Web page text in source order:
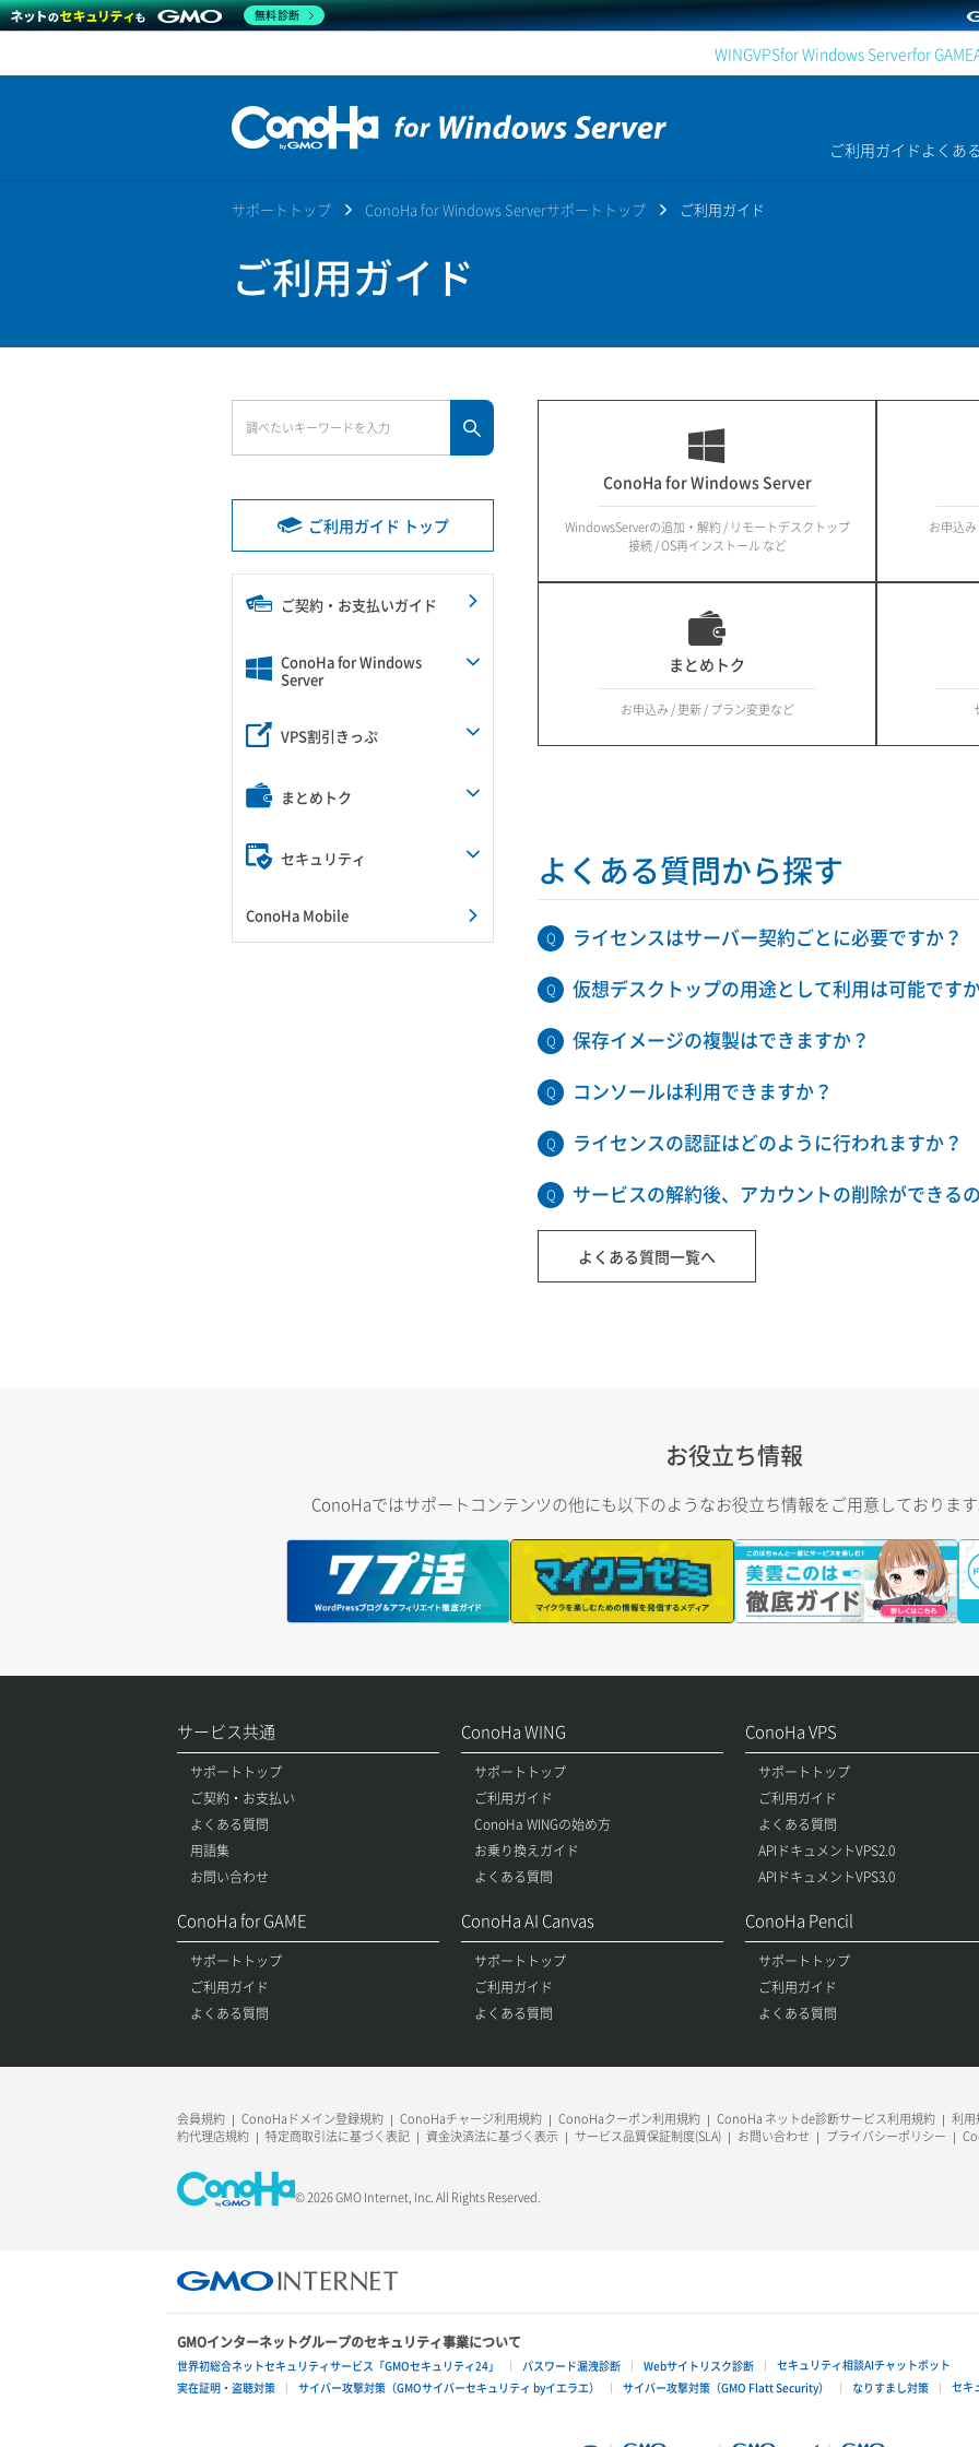
WINGVPSfor Windows Serverfor GAME
ご利用ガイド よくあ
サポートトップ ConoHa for Windows Serverサポートトップ ご利用ガイド
ご利用ガイド
ご利用ガイド トップ
ご契約・お支払いガイド
ConoHa for Windows
Server
VPS割引きっぷ
まとめトク
セキュリティ
ConoHa Mobile
ConoHa for Windows Server
WindowsServerの追加・解約 / リモートデスクトップ
接続 / OS再インストール など
お申込
まとめトク
お申込み / 更新 / プラン変更など
よくある質問から探す
ライセンスはサーバー契約ごとに必要ですか？
仮想デスクトップの用途として利用は可能です
保存イメージの複製はできますか？
コンソールは利用できますか？
ライセンスの認証はどのように行われますか？
サービスの解約後、アカウントの削除ができる
よくある質問一覧へ
お役立ち情報
ConoHaではサポートコンテンツの他にも以下のようなお役立ち情報をご用意しております
サービス共通
サポートトップ
ご契約・お支払い
よくある質問
用語集
お問い合わせ
ConoHa WING
サポートトップ
ご利用ガイド
ConoHa WINGの始め方
お乗り換えガイド
よくある質問
ConoHa VPS
サポートトップ
ご利用ガイド
よくある質問
APIドキュメントVPS2.0
APIドキュメントVPS3.0
ConoHa for GAME
サポートトップ
ご利用ガイド
よくある質問
ConoHa AI Canvas
サポートトップ
ご利用ガイド
よくある質問
ConoHa Pencil
サポートトップ
ご利用ガイド
よくある質問
会員規約 ConoHaドメイン登録規約 ConoHaチャージ利用規約 ConoHaクーポン利用規約 ConoHa ネットde診断サービス利用規約 利用
約代理店規約
特定商取引法に基づく表記 資金決済法に基づく表示 サービス品質保証制度(SLA) お問い合わせ プライバシーポリシー
© 2026 GMO Internet, Inc. All Rights Reserved.
GMOインターネットグループのセキュリティ事業について
世界初総合ネットセキュリティサービス「GMOセキュリティ24」 パスワード漏洩診断 Webサイトリスク診断
セキュリティ相談AIチャットボット
実在証明・盗聴対策
サイバー攻撃対策（GMOサイバーセキュリティ byイエラエ） サイバー攻撃対策（GMO Flatt Security） なりすまし対策 セキ
無料診断